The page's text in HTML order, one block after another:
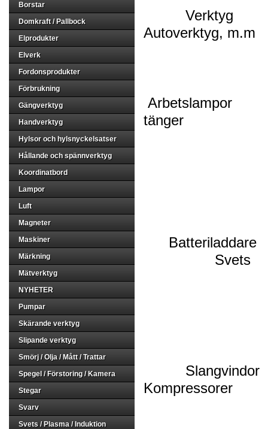
Borstar
Domkraft / Pallbock
Elprodukter
Elverk
Fordonsprodukter
Förbrukning
Gängverktyg
Handverktyg
Hylsor och hylsnyckelsatser
Hållande och spännverktyg
Koordinatbord
Lampor
Luft
Magneter
Maskiner
Märkning
Mätverktyg
NYHETER
Pumpar
Skärande verktyg
Slipande verktyg
Smörj / Olja / Mått / Trattar
Spegel / Förstoring / Kamera
Stegar
Svarv
Svets / Plasma / Induktion
Verktyg
Autoverktyg,
Arbetslampor
Batteriladdare
Kompressorer